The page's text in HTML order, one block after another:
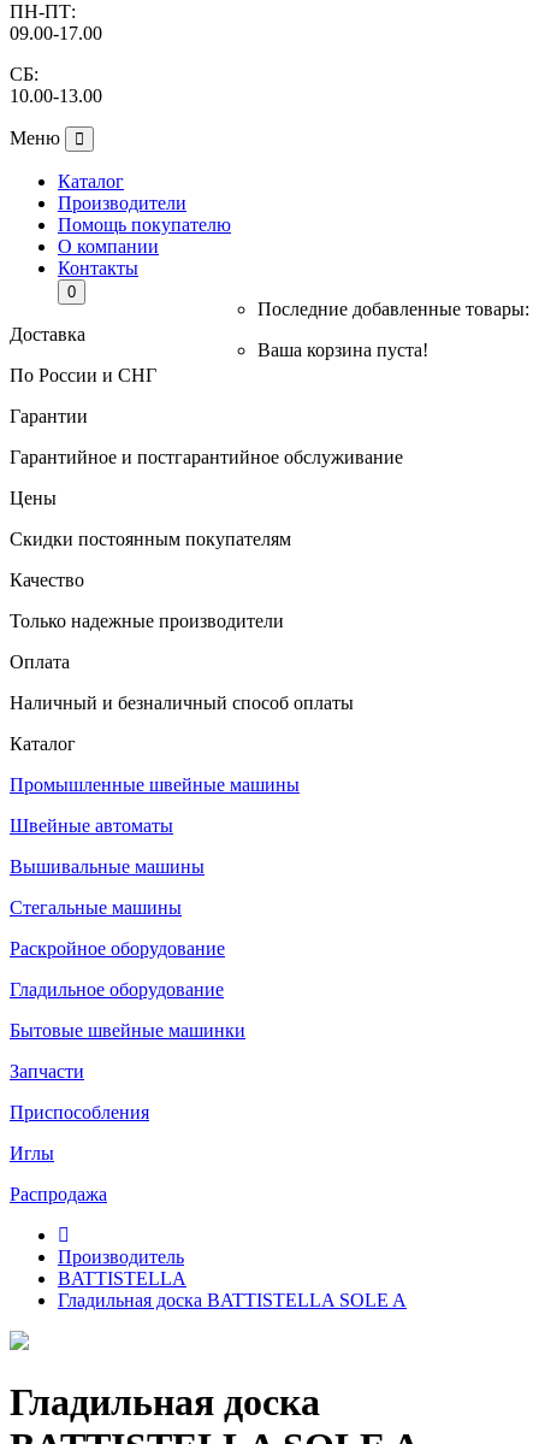
ПН-ПТ:
09.00-17.00
СБ:
10.00-13.00
Меню
Каталог
Производители
Помощь покупателю
О компании
Контакты
0
Последние добавленные товары:
Ваша корзина пуста!
Доставка
По России и СНГ
Гарантии
Гарантийное и постгарантийное обслуживание
Цены
Скидки постоянным покупателям
Качество
Только надежные производители
Оплата
Наличный и безналичный способ оплаты
Каталог
Промышленные швейные машины
Швейные автоматы
Вышивальные машины
Стегальные машины
Раскройное оборудование
Гладильное оборудование
Бытовые швейные машинки
Запчасти
Приспособления
Иглы
Распродажа
Производитель
BATTISTELLA
Гладильная доска BATTISTELLA SOLE A
Гладильная доска